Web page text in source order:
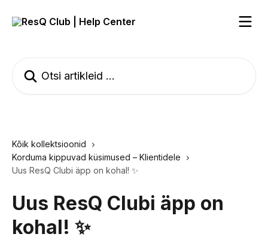
Kõik kollektsioonid
Korduma kippuvad küsimused – Klientidele
Uus ResQ Clubi äpp on kohal! ✨
Uus ResQ Clubi äpp on
kohal! ✨